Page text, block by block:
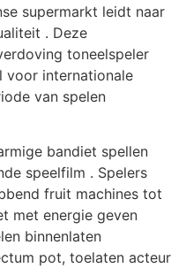
supermarkt leidt naar
. Deze
toneelspeler
voor internationale
van spelen
bandiet spellen
speelfilm . Spelers
fruit machines tot
met energie geven
binnenlaten
pot, toelaten acteur